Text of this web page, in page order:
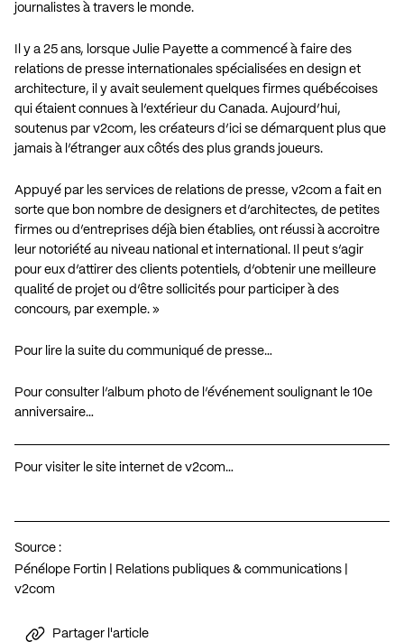
journalistes à travers le monde.
Il y a 25 ans, lorsque Julie Payette a commencé à faire des
relations de presse internationales spécialisées en design et
architecture, il y avait seulement quelques firmes québécoises
qui étaient connues à l’extérieur du Canada. Aujourd’hui,
soutenus par v2com, les créateurs d’ici se démarquent plus que
jamais à l’étranger aux côtés des plus grands joueurs.
Appuyé par les services de relations de presse, v2com a fait en
sorte que bon nombre de designers et d’architectes, de petites
firmes ou d’entreprises déjà bien établies, ont réussi à accroitre
leur notoriété au niveau national et international. Il peut s’agir
pour eux d’attirer des clients potentiels, d’obtenir une meilleure
qualité de projet ou d’être sollicités pour participer à des
concours, par exemple. »
Pour lire la suite du communiqué de presse…
Pour consulter l’album photo de l’événement soulignant le 10e
anniversaire…
Pour visiter le site internet de v2com…
Source :
Pénélope Fortin | Relations publiques & communications |
v2com
Partager l'article